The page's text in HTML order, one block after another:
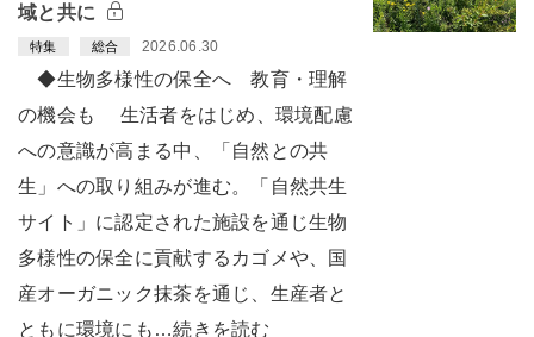
域と共に
特集 総合 2026.06.30
◆生物多様性の保全へ 教育・理解
の機会も 生活者をはじめ、環境配慮
への意識が高まる中、「自然との共
生」への取り組みが進む。「自然共生
サイト」に認定された施設を通じ生物
多様性の保全に貢献するカゴメや、国
産オーガニック抹茶を通じ、生産者と
ともに環境にも…続きを読む